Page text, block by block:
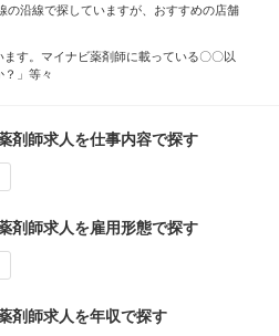
の沿線で探していますが、おすすめの店舗
ます。マイナビ薬剤師に載っている〇〇以
」等々
剤師求人を仕事内容で探す
剤師求人を雇用形態で探す
剤師求人を年収で探す